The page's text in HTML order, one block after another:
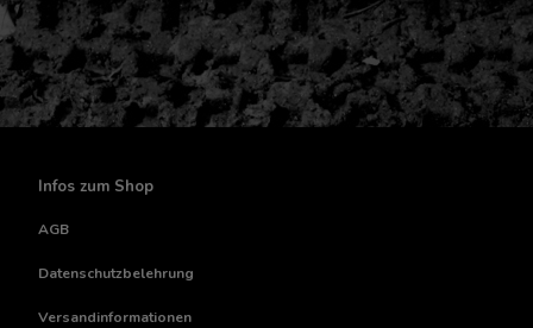
Infos zum Shop
AGB
Datenschutzbelehrung
Versandinformationen